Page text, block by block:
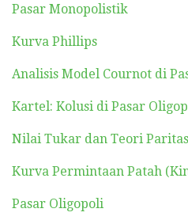
Pasar Monopolistik
Kurva Phillips
Analisis Model Cournot di
Kartel: Kolusi di Pasar
Nilai Tukar dan Teori
Kurva Permintaan Patah
Pasar Oligopoli